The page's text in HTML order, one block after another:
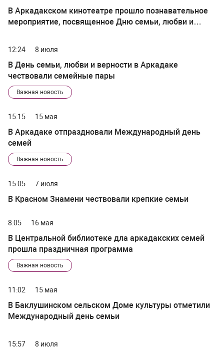
В Аркадакском кинотеатре прошло познавательное
мероприятие, посвященное Дню семьи, любви и
12:24 8 июля
В День семьи, любви и верности в Аркадаке
чествовали семейные пары
Важная новость
15:15 15 мая
В Аркадаке отпраздновали Международный день
семей
Важная новость
15:05 7 июля
В Красном Знамени чествовали крепкие семьи
8:05 16 мая
В Центральной библиотеке дла аркадакских семей
прошла праздничная программа
Важная новость
11:02 15 мая
В Баклушинском сельском Доме культуры отметили
Международный день семьи
15:57 8 июля